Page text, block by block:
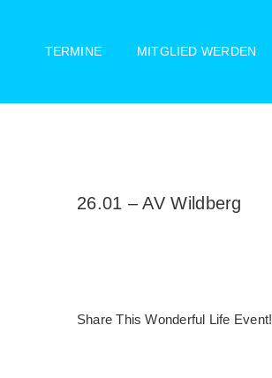
TERMINE MITGLIED WERDEN
26.01 – AV Wildberg
Share This Wonderful Life Event!